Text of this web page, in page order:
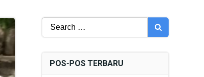
Search
POS-POS TERBARU